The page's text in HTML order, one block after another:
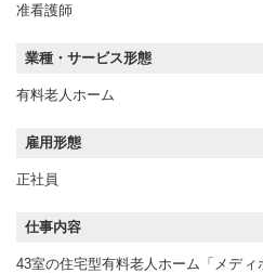
准看護師
業種・サービス形態
有料老人ホーム
雇用形態
正社員
仕事内容
43室の住宅型有料老人ホーム「メデ